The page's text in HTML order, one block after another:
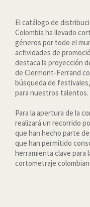
El catálogo de
Colombia ha llevado
géneros por todo el
actividades de
destaca la proyección
de Clermont-Ferrand
búsqueda de
para nuestros talentos.
Para la apertura de la
realizará un recorrido
que han hecho parte
que han permitido
herramienta clave para
cortometraje